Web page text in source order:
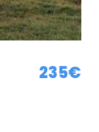
gasolinera.
Móstoles-El
235€